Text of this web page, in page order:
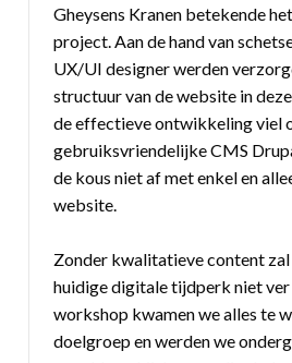
Gheysens Kranen betekende
project. Aan de hand van
UX/UI designer werden
structuur van de website in
de effectieve ontwikkeling viel
gebruiksvriendelijke CMS
de kous niet af met enkel en
website.
Zonder kwalitatieve content
huidige digitale tijdperk niet ver
workshop kwamen we alles te
doelgroep en werden we